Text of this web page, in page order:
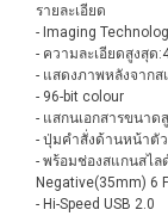
รายละเอียด
- Imaging
- ความละเอียดสูงสุด
- แสดงภาพหลังจาก
- 96-bit colour
- แสกนเอกสารขนาด
- ปุ่มคำสั่งด้านหน้าตัว
- พร้อมช่องสแกนสไล
Negative(35mm) 6
- Hi-Speed USB 2.0